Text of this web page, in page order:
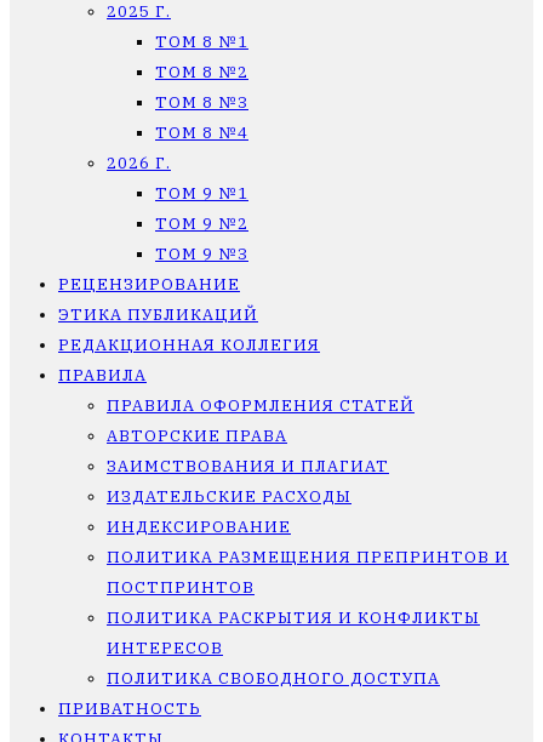
2025 Г.
ТОМ 8 №1
ТОМ 8 №2
ТОМ 8 №3
ТОМ 8 №4
2026 Г.
ТОМ 9 №1
ТОМ 9 №2
ТОМ 9 №3
РЕЦЕНЗИРОВАНИЕ
ЭТИКА ПУБЛИКАЦИЙ
РЕДАКЦИОННАЯ КОЛЛЕГИЯ
ПРАВИЛА
ПРАВИЛА ОФОРМЛЕНИЯ СТАТЕЙ
АВТОРСКИЕ ПРАВА
ЗАИМСТВОВАНИЯ И ПЛАГИАТ
ИЗДАТЕЛЬСКИЕ РАСХОДЫ
ИНДЕКСИРОВАНИЕ
ПОЛИТИКА РАЗМЕЩЕНИЯ ПРЕПРИНТОВ И
ПОСТПРИНТОВ
ПОЛИТИКА РАСКРЫТИЯ И КОНФЛИКТЫ
ИНТЕРЕСОВ
ПОЛИТИКА СВОБОДНОГО ДОСТУПА
ПРИВАТНОСТЬ